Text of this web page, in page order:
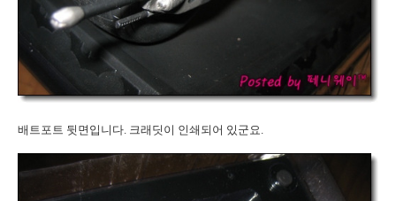
배트포트 뒷면입니다. 크래딧이 인쇄되어 있군요.